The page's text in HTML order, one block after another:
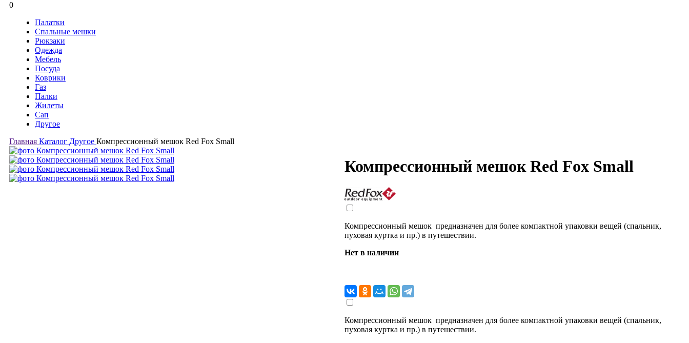
0
Палатки
Спальные мешки
Рюкзаки
Одежда
Мебель
Посуда
Коврики
Газ
Палки
Жилеты
Сап
Другое
Главная Каталог Другое Компрессионный мешок Red Fox Small
Компрессионный мешок Red Fox Small
Компрессионный мешок предназначен для более компактной упаковки вещей (спальник,
пуховая куртка и пр.) в путешествии.
Нет в наличии
Компрессионный мешок предназначен для более компактной упаковки вещей (спальник,
пуховая куртка и пр.) в путешествии.